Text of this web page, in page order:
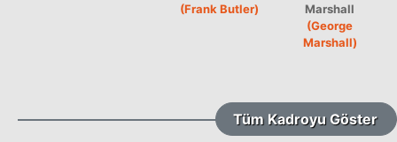
(Frank Butler)
Marshall
(George
Marshall)
Tüm Kadroyu Göster